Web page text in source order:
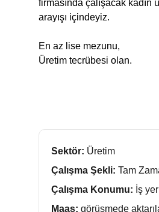
firmasında çalışacak kadın
arayışı içindeyiz.
En az lise mezunu,
Üretim tecrübesi olan.
Sektör: Üretim
Çalışma Şekli: Tam
Çalışma Konumu: İş
Maaş: görüşmede